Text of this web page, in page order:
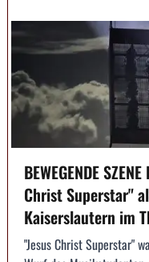
BEWEGENDE
Christ Superstar"
Kaiserslautern im
"Jesus Christ Superstar"